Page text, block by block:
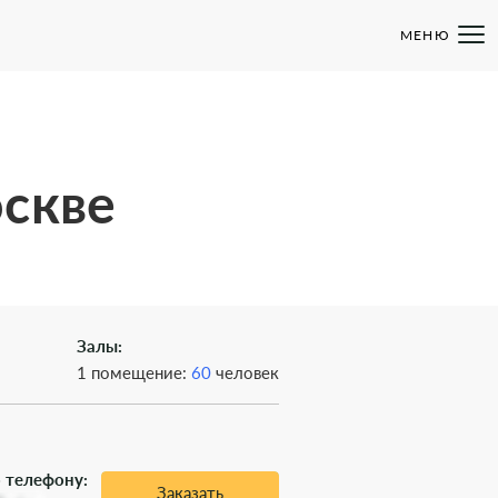
МЕНЮ
Залы:
1 помещение: 60 человек
телефону:
Заказать